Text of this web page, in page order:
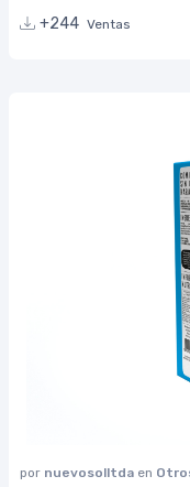
+244 Ventas
por nuevosolltda en